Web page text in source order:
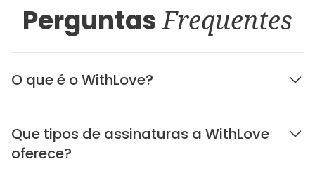
PerguntasFrequentes
O que é o WithLove?
Que tipos de assinaturas a WithLove
oferece?